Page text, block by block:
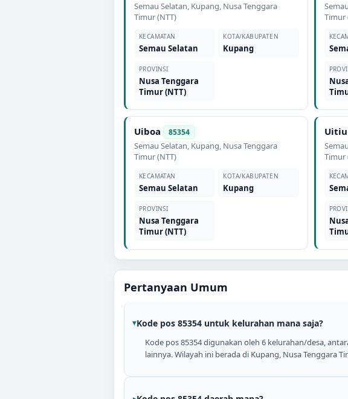
Semau Selatan, Kupang, Nusa Tenggara
Timur (NTT)
KECAMATAN
Semau Selatan
KOTA/KABUPATEN
Kupang
PROVINSI
Nusa Tenggara
Timur (NTT)
Timur
Uiboa 85354
Semau Selatan, Kupang, Nusa Tenggara
Timur (NTT)
KECAMATAN
Semau Selatan
KOTA/KABUPATEN
Kupang
PROVINSI
Nusa Tenggara
Timur (NTT)
Timur
Pertanyaan Umum
Kode pos 85354 untuk kelurahan mana saja?
Kode pos 85354 digunakan oleh 6 kelurahan/desa,
lainnya. Wilayah ini berada di Kupang, Nusa Tenggara